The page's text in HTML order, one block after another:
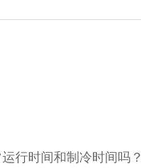
行时间和制冷时间吗？